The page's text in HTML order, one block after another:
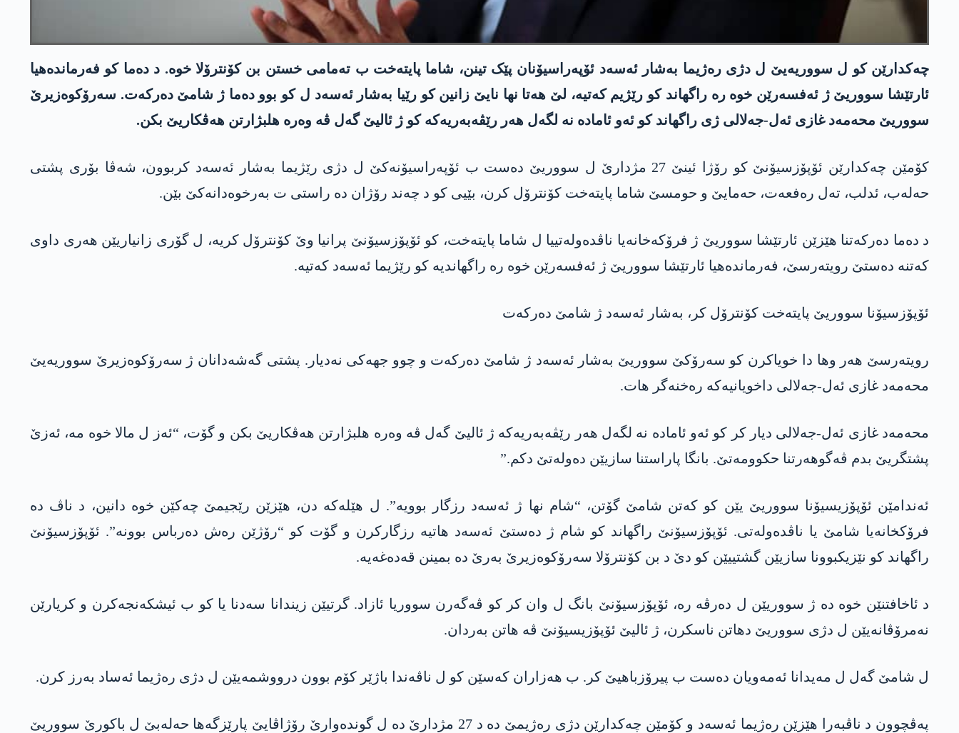
چەکدارێن کو ل سووریەیێ ل دژی رەژیما بەشار ئەسەد ئۆپەراسیۆنان پێک تینن، شاما پایتەخت ب تەمامی خستن بن کۆنترۆلا خوە. د دەما کو فەرماندەھیا
ئارتێشا سووریێ ژ ئەفسەرێن خوە رە راگھاند کو رێژیم کەتیە، لێ ھەتا نھا نایێ زانین کو رێیا بەشار ئەسەد ل کو بوو دەما ژ شامێ دەرکەت. سەرۆکوەزیرێ
سووریێ محەمەد غازی ئەل-جەلالی ژی راگھاند کو ئەو ئامادە نە لگەل ھەر رێڤەبەریەکە کو ژ ئالیێ گەل ڤە وەرە ھلبژارتن ھەڤکاریێ بکن.
کۆمێن چەکدارێن ئۆپۆزسیۆنێ کو رۆژا ئینێ 27 مژدارێ ل سووریێ دەست ب ئۆپەراسیۆنەکێ ل دژی رێژیما بەشار ئەسەد کربوون، شەڤا بۆری پشتی
حەلەب، ئدلب، تەل رەفعەت، حەمایێ و حومسێ شاما پایتەخت کۆنترۆل کرن، بێیی کو د چەند رۆژان دە راستی ت بەرخوەدانەکێ بێن.
د دەما دەرکەتنا ھێزێن ئارتێشا سووریێ ژ فرۆکەخانەیا ناڤدەولەتییا ل شاما پایتەخت، کو ئۆپۆزسیۆنێ پرانیا وێ کۆنترۆل کریە، ل گۆری زانیاریێن ھەری داوی
کەتنە دەستێ رویتەرسێ، فەرماندەھیا ئارتێشا سووریێ ژ ئەفسەرێن خوە رە راگھاندیە کو رێژیما ئەسەد کەتیە.
ئۆپۆزسیۆنا سووریێ پایتەخت کۆنترۆل کر، بەشار ئەسەد ژ شامێ دەرکەت
رویتەرسێ ھەر وھا دا خویاکرن کو سەرۆکێ سووریێ بەشار ئەسەد ژ شامێ دەرکەت و چوو جھەکی نەدیار. پشتی گەشەدانان ژ سەرۆکوەزیرێ سووریەیێ
محەمەد غازی ئەل-جەلالی داخویانیەکە رەخنەگر ھات.
محەمەد غازی ئەل-جەلالی دیار کر کو ئەو ئامادە نە لگەل ھەر رێڤەبەریەکە ژ ئالیێ گەل ڤە وەرە ھلبژارتن ھەڤکاریێ بکن و گۆت، “ئەز ل مالا خوە مە، ئەزێ
پشتگریێ بدم ڤەگوھەرتنا حکوومەتێ. بانگا پاراستنا سازیێن دەولەتێ دکم.”
ئەندامێن ئۆپۆزیسیۆنا سووریێ یێن کو کەتن شامێ گۆتن، “شام نھا ژ ئەسەد رزگار بوویە”. ل ھێلەکە دن، ھێزێن رێجیمێ چەکێن خوە دانین، د ناڤ دە
فرۆکخانەیا شامێ یا ناڤدەولەتی. ئۆپۆزسیۆنێ راگھاند کو شام ژ دەستێ ئەسەد ھاتیە رزگارکرن و گۆت کو “رۆژێن رەش دەرباس بوونە”. ئۆپۆزسیۆنێ
راگھاند کو نێزیکبوونا سازیێن گشتییێن کو دێ د بن کۆنترۆلا سەرۆکوەزیرێ بەرێ دە بمینن قەدەغەیە.
د ئاخافتنێن خوە دە ژ سووریێن ل دەرڤە رە، ئۆپۆزسیۆنێ بانگ ل وان کر کو ڤەگەرن سووریا ئازاد. گرتیێن زیندانا سەدنا یا کو ب ئیشکەنجەکرن و کریارێن
نەمرۆڤانەیێن ل دژی سووریێ دھاتن ناسکرن، ژ ئالیێ ئۆپۆزیسیۆنێ ڤە ھاتن بەردان.
ل شامێ گەل ل مەیدانا ئەمەویان دەست ب پیرۆزباھیێ کر. ب ھەزاران کەسێن کو ل ناڤەندا باژێر کۆم بوون درووشمەیێن ل دژی رەژیما ئەساد بەرز کرن.
پەڤچوون د ناڤبەرا ھێزێن رەژیما ئەسەد و کۆمێن چەکدارێن دژی رەژیمێ دە د 27 مژدارێ دە ل گوندەوارێ رۆژاڤایێ پارێزگەھا حەلەبێ ل باکورێ سووریێ